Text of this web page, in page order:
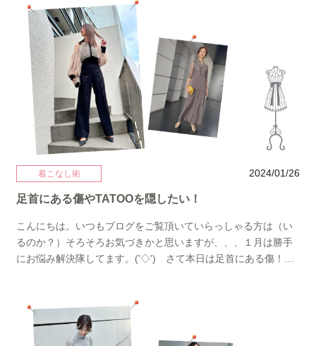
まず絶対的にNGなのがパフスリーブ。更に肩幅を大きくしてし
まいます。実際に肩幅気になる女子の私がおすすめするドレス
はこちらです。 →→左のラグランスリーブドレス→→右のドレ
ス（４色展開）肩に抜け感がありドルマンスリーブで肩の切り
返しがないドレス。切り返しがないことで『こちらが肩でござ
います』というのがカバーされます。同じくドルマンスリーブ
でシフォンでも落ち感のあるドレス。薄手のシフォンでできる
限りボリュームダウン。 →→左（Ameri Vintage）のドレス→→
中（styling）のドレス→→右のアシンメトリードレスワンショ
ルダータイプのドレス。片方の肩だけを隠す＆見せることでカ
モフラージュされます。 →→左 グリーンのドレス→→右
Lily Brownのドレス袖口にボリュームがあるドレス。ボリューム
がある部分に視線がいくので全体でみると細見えします。 →→
ドレスパフスリーブを着る場合は胸元の抜け感は必須で
す！！！目の錯覚を利用してください。不思議なことに華奢に
見えます。とまぁ探すとどんどん出てくるので気になる方は是
着こなし術 2024/01/26
足首にある傷やTATOOを隠したい！
こんにちは。いつもブログをご覧頂いていらっしゃる方は（い
るのか？）そろそろお気づきかと思いますが、、、１月は勝手
にお悩み解決隊してます。('◇')ゞさて本日は足首にある傷！今
結婚式といえばやっぱり女性はワンピースが主流ですが最近で
はパンツドレスもとても人気です。 dress:my closet
select→→Vネックパンツドレスこちらのドレスですがハイウエ